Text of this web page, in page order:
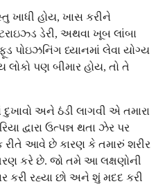
ખાધી હોય, ખાસ કરીને
ડેરી, અથવા ખૂબ લાંબા
પોઇઝનિંગ ધ્યાનમાં લેવા યોગ્ય
પણ બીમાર હોય, તો તે
અને ઠંડી લાગવી એ તમારા
દ્વારા ઉત્પન્ન થતા ઝેર પર
રીતે આવે છે કારણ કે તમારું શરીર
કરે છે. જો તમે આ લક્ષણોની
કરી રહ્યા છો અને શું મદદ કરી